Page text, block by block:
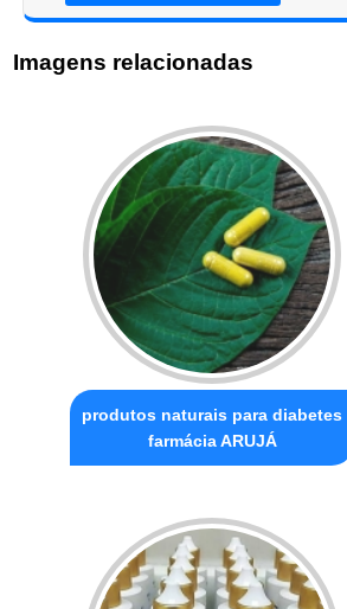
Imagens relacionadas
produtos naturais para diabetes
farmácia ARUJÁ